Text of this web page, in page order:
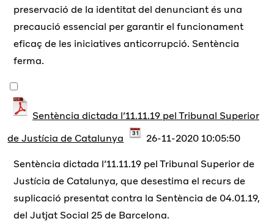
preservació de la identitat del denunciant és una
precaució essencial per garantir el funcionament
eficaç de les iniciatives anticorrupció. Sentència
ferma.
Sentència dictada l’11.11.19 pel Tribunal Superior
de Justícia de Catalunya
26-11-2020 10:05:50
Sentència dictada l’11.11.19 pel Tribunal Superior de
Justícia de Catalunya, que desestima el recurs de
suplicació presentat contra la Sentència de 04.01.19,
del Jutjat Social 25 de Barcelona.